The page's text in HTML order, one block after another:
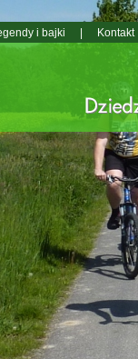
i bajki Kontakt